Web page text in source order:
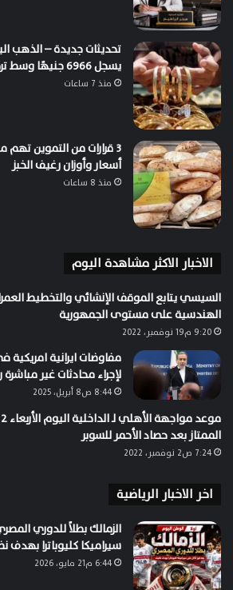
يسجل 6966 جنيهًا وسط ترقب الأسواق العالمية
منذ 7 ساعات
3 قرارات من التموين تهم
أسعار وأوزان رغيف الخبز
منذ 8 ساعات
الاخبار الاكثر مشاهدة اليوم
السيسي يتابع الموقف الإنشائي والتخطيط
الهندسية على مستوى الجمهورية
9:20 م19 نوفمبر، 2022
مفاوضات ايرانية
لإجراء محادثات غير
8:44 ص8 أبريل، 2025
الممتاز بعد حصاد الأحمر للسوبر
7:24 ص2 نوفمبر، 2022
اخر الاخبار الرياضية
الزمالك بطلاً للدوري
سيراميكا كليوباترا بهدف
6:44 م21 مايو، 2026